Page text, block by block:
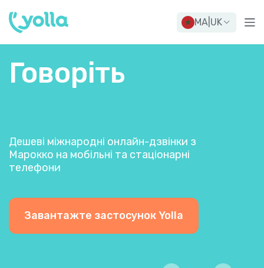
MA UK
Говоріть
Дешеві міжнародні онлайн-дзвінки з
Марокко на мобільні та стаціонарні
телефони
Завантажте застосунок Yolla